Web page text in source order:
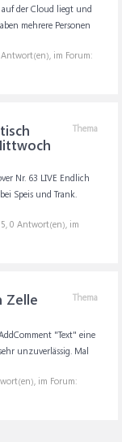
auf der Cloud liegt und
mehrere Personen
im Forum:
Thema
Nr. 63 LIVE Endlich
Speis und Trank.
, 0 Antwort(en), im
Thema
Zelle
"Text" eine
unzuverlässig. Mal
im Forum: